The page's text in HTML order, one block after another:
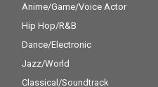
Anime/Game/Voice Actor
Hip Hop/R&B
Dance/Electronic
Jazz/World
Classical/Soundtrack